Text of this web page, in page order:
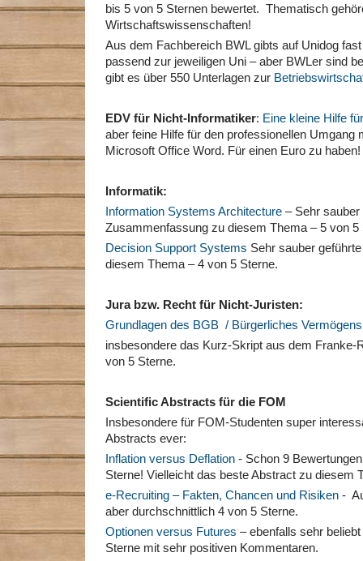
bis 5 von 5 Sternen bewertet. Thematisch
Wirtschaftswissenschaften!
Aus dem Fachbereich BWL gibts auf Unidog
passend zur jeweiligen Uni – aber BWLer sind
gibt es über 550 Unterlagen zur
EDV für Nicht-Informatiker: Eine kleine Hilfe
aber feine Hilfe für den professionellen Umgang
Microsoft Office Word. Für einen Euro zu
Informatik:
Information Systems Architecture – Sehr sauber
Zusammenfassung zu diesem Thema – 5 von 5
Decision Support Systems Sehr sauber
diesem Thema – 4 von 5 Sterne.
Jura bzw. Recht für Nicht-Juristen:
Grundlagen des BGB / Bürgerliches
insbesondere das Kurz-Skript aus dem Franke-
von 5 Sterne.
Scientific Abstracts für die FOM
Insbesondere für FOM-Studenten super
Abstracts ever:
Inflation versus Deflation - Schon 9
Sterne! Vielleicht das beste Abstract zu diesem
e-Recruiting – Fakten, Chancen und Risiken -
aber durchschnittlich 4 von 5 Sterne.
Optionen versus Futures – ebenfalls sehr
Sterne mit sehr positiven Kommentaren.